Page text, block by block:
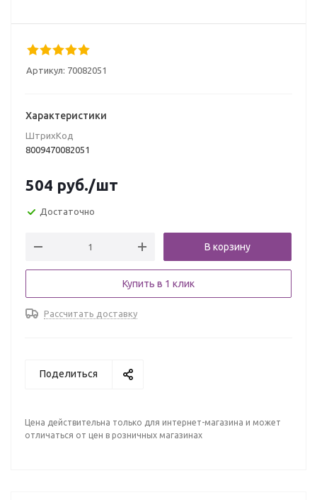
Артикул: 70082051
Характеристики
ШтрихКод
8009470082051
504 руб./шт
Достаточно
В корзину
Купить в 1 клик
Рассчитать доставку
Поделиться
Цена действительна только для интернет-магазина и может
отличаться от цен в розничных магазинах